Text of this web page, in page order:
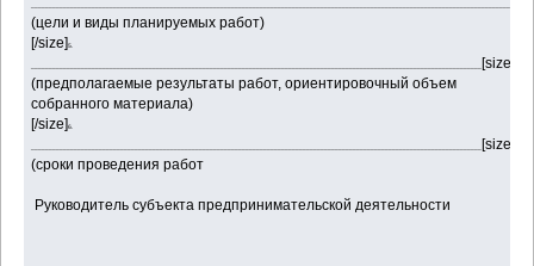
(цели и виды планируемых работ)
[/size]5.
(предполагаемые результаты работ, ориентировочный объем
собранного материала)
[/size]6.
(сроки проведения работ
Руководитель субъекта предпринимательской деятельности